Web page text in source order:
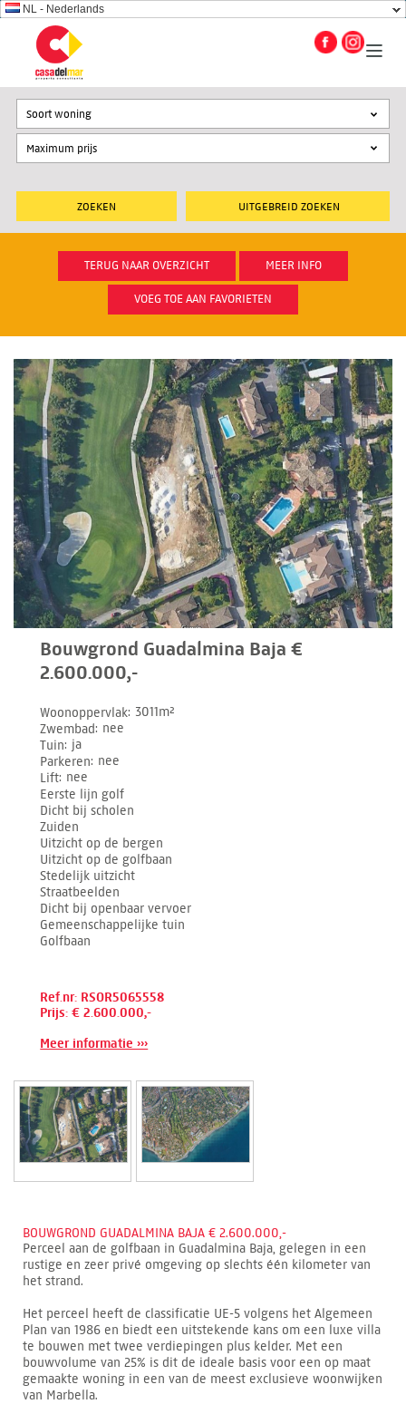
NL - Nederlands
UITGEBREID ZOEKEN
Soort woning
TERUG NAAR OVERZICHT MEER INFO
VOEG TOE AAN FAVORIETEN
Bouwgrond Guadalmina Baja €
2.600.000,-
Woonoppervlak 3011m²
Zwembad nee
Tuin ja
Parkeren nee
Lift nee
Eerste lijn golf
Dicht bij scholen
Zuiden
Uitzicht op de bergen
Uitzicht op de golfbaan
Stedelijk uitzicht
Straatbeelden
Dicht bij openbaar vervoer
Gemeenschappelijke tuin
Golfbaan
Ref.nr: RSOR5065558
Prijs: € 2.600.000,-
Meer informatie ›››
BOUWGROND GUADALMINA BAJA € 2.600.000,-
Perceel aan de golfbaan in Guadalmina Baja, gelegen in een
rustige en zeer privé omgeving op slechts één kilometer van
het strand.
Het perceel heeft de classificatie UE-5 volgens het Algemeen
Plan van 1986 en biedt een uitstekende kans om een luxe villa
te bouwen met twee verdiepingen plus kelder. Met een
bouwvolume van 25% is dit de ideale basis voor een op maat
gemaakte woning in een van de meest exclusieve woonwijken
van Marbella.